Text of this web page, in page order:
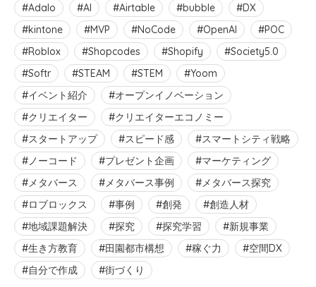
Adalo AI Airtable bubble
DX
kintone
MVP NoCode OpenAI
POC
Roblox
Shopcodes Shopify
Society5.0
Softr
STEAM STEM
Yoom
イベント紹介
オープンイノベーション
クリエイター
クリエイターエコノミー
スタートアップ
スピード感
スマートシティ戦略
ノーコード
プレゼント企画
マーケティング
メタバース
メタバース事例
メタバース探究
ロブロックス
事例 創発
創造人材
地域課題解決
探究 探究学習
新規事業
生き方教育
田園都市構想 稼ぐ力
空間DX
自分で作成
街づくり